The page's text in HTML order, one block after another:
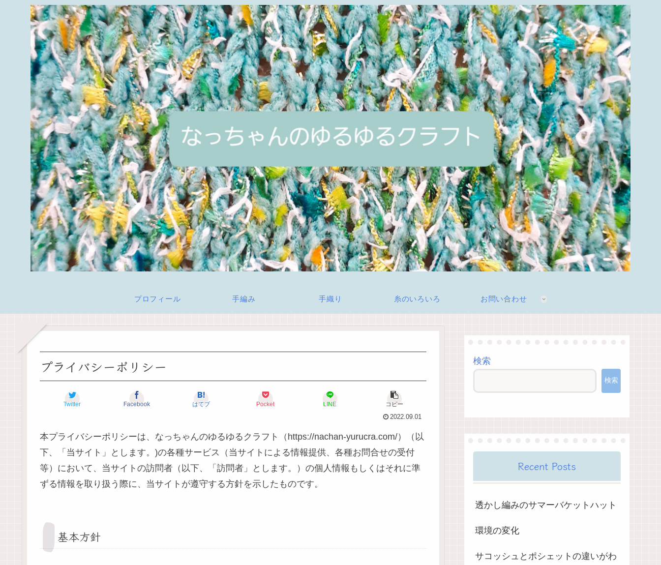
プロフィール 手編み 手織り 糸のいろいろ お問い合わせ
プライバシーポリシー
Twitter Facebook はてブ Pocket LINE
コピー
2022.09.01
本プライバシーポリシーは、なっちゃんのゆるゆるクラフト（https://nachan-yurucra.com/）（以
下、「当サイト」とします。)の各種サービス（当サイトによる情報提供、各種お問合せの受付
等）において、当サイトの訪問者（以下、「訪問者」とします。）の個人情報もしくはそれに準
ずる情報を取り扱う際に、当サイトが遵守する方針を示したものです。
基本方針
検索
検索
Recent Posts
透かし編みのサマーバケットハット
環境の変化
サコッシュとポシェットの違いがわ